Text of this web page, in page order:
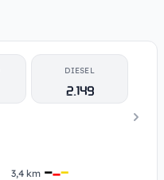
DIESEL
2.149
3,4 km